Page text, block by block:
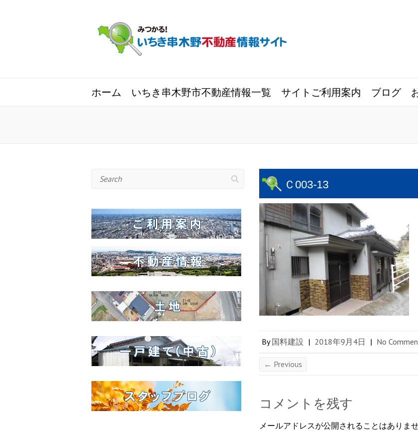
ホーム いちき串木野市不動産情報一覧 サイトご利用案内 ブログ
Ｃ003-13
By国料建設 | 2018年9月4日 | No
← Previous
コメントを残す
メールアドレスが公開されることはありませ
Search